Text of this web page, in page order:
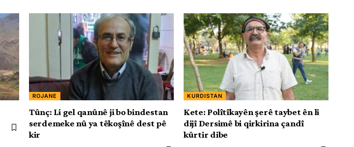
ROJANE
Tûnç: Li gel qanûnê ji bo bindestan
serdemeke nû ya têkoşînê dest pê
kir
KURDISTAN
Kete: Polîtîkayên şerê taybet ên li
dijî Dersimê bi qirkirina çandî
kûrtir dibe